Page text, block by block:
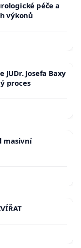
péče a
výkonů
Josefa Baxy
proces
masivní